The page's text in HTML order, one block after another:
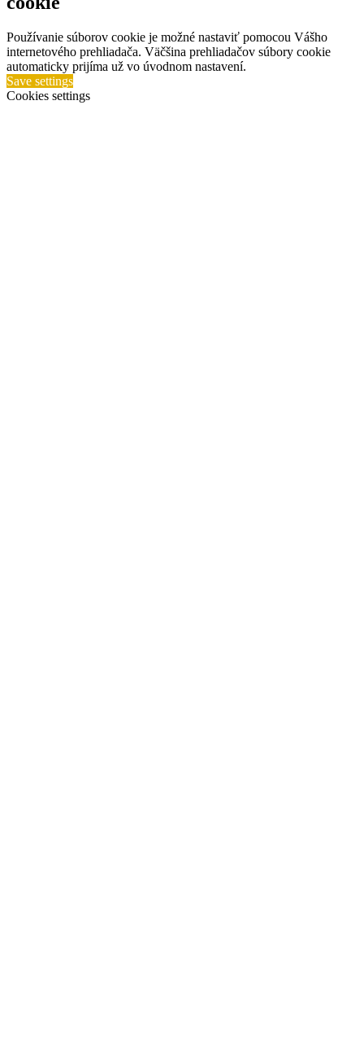
Používanie súborov cookie je možné nastaviť pomocou Vášho
internetového prehliadača. Väčšina prehliadačov súbory cookie
automaticky prijíma už vo úvodnom nastavení.
Save settings
Cookies settings